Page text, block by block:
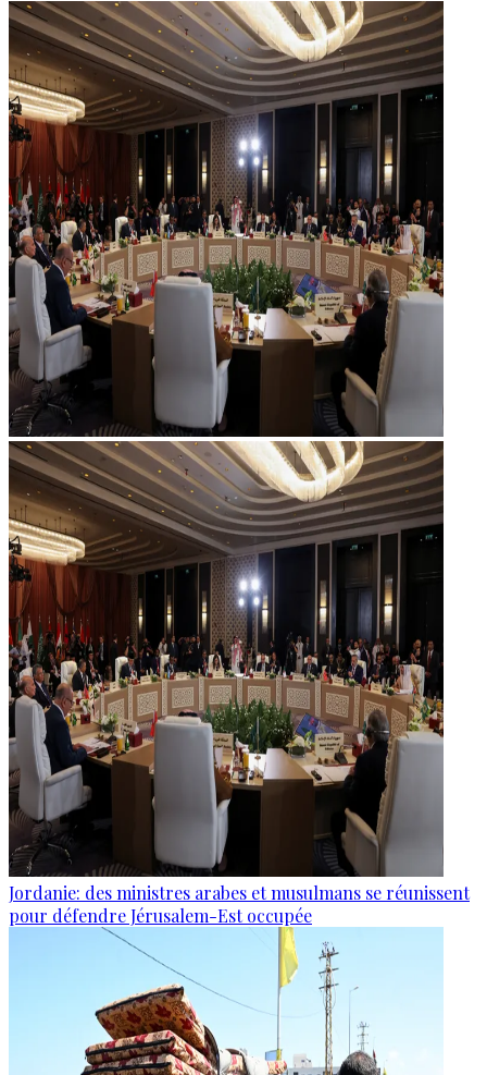
Jordanie: des ministres arabes et musulmans se réunissent
pour défendre Jérusalem-Est occupée